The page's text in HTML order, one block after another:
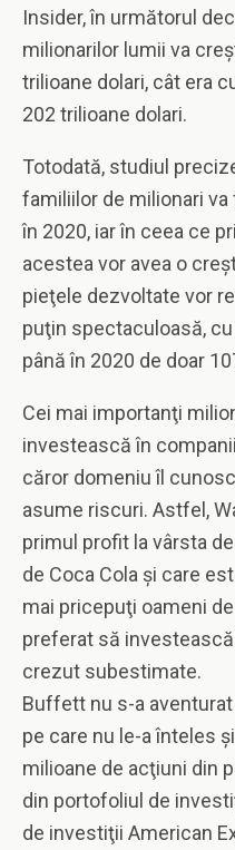
Insider, în următorul
milionarilor lumii va
trilioane dolari, cât era
202 trilioane dolari.
Totodată, studiul
familiilor de milionari va
în 2020, iar în ceea ce
acestea vor avea o
pieţele dezvoltate vor
puţin spectaculoasă,
până în 2020 de doar
Cei mai importanţi
investească în
căror domeniu îl
asume riscuri. Astfel,
primul profit la vârsta
de Coca Cola şi care
mai pricepuţi oameni
preferat să
crezut subestimate.
Buffett nu s-a
pe care nu le-a înteles
milioane de acţiuni din
din portofoliul de
de investiţii American